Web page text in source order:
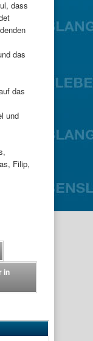
dass
das
das
und
Filip,
in